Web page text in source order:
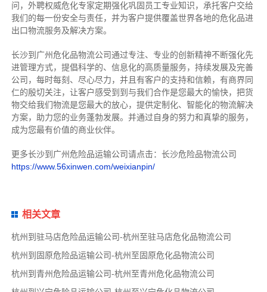
问，外聘权威危化专家定期强化巩固员工专业知识，承托客户交给
我们的每一份安全与责任，并为客户提供覆盖世界各地的危化品进
出口物流服务及解决方案。
长沙到广州危化品物流公司通过专注、专业的创新精神不断强化先
进管理方式，提倡科学的、信息化的高质量服务，持续发展及完善
公司，每时每刻、尽心尽力， 并且有客户的支持和信赖，有商界同
仁的殷切关注， 让客户感受到到与我们合作是您最大的愉快，把货
物交给我们物流是您最大的放心，提供定制化、智能化的物流解决
方案，助力您的业务蓬勃发展。 并通过自身的努力和真挚的服务，
成为您最有价值的商业伙伴。
更多长沙到广州危险品运输公司请点击：长沙危险品物流公司
https://www.56xinwen.com/weixianpin/
相关文章
杭州到驻马店危险品运输公司-杭州至驻马店危化品物流公司
杭州到固原危险品运输公司-杭州至固原危化品物流公司
杭州到青州危险品运输公司-杭州至青州危化品物流公司